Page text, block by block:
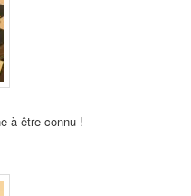
à être connu !